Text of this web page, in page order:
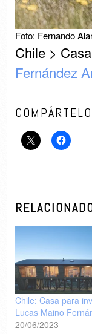
Foto: Fernando
Chile >
Fernández
Chile: Casa para
Lucas Maino
20/06/2023